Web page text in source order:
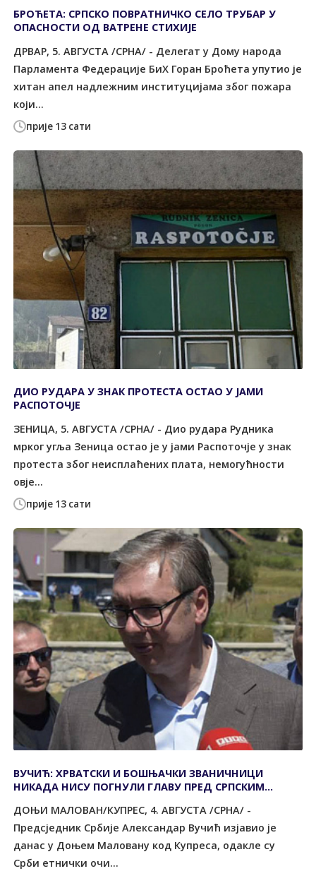
прије 13 сати
БРОЋЕТА: СРПСКО ПОВРАТНИЧКО СЕЛО ТРУБАР У
ОПАСНОСТИ ОД ВАТРЕНЕ СТИХИЈЕ
ДРВАР, 5. АВГУСТА /СРНА/ - Делегат у Дому народа
Парламента Федерације БиХ Горан Броћета упутио је
хитан апел надлежним институцијама због пожара
који...
прије 13 сати
ДИО РУДАРА У ЗНАК ПРОТЕСТА ОСТАО У ЈАМИ
РАСПОТОЧЈЕ
ЗЕНИЦА, 5. АВГУСТА /СРНА/ - Дио рудара Рудника
мрког угља Зеница остао је у јами Распоточје у знак
протеста због неисплаћених плата, немогућности
овје...
ВУЧИЋ: ХРВАТСКИ И БОШЊАЧКИ ЗВАНИЧНИЦИ
НИКАДА НИСУ ПОГНУЛИ ГЛАВУ ПРЕД СРПСКИМ
ДОЊИ МАЛОВАН/КУПРЕС, 4. АВГУСТА /СРНА/ -
Предсједник Србије Александар Вучић изјавио је
данас у Доњем Маловану код Купреса, одакле су
Срби етнички очи...